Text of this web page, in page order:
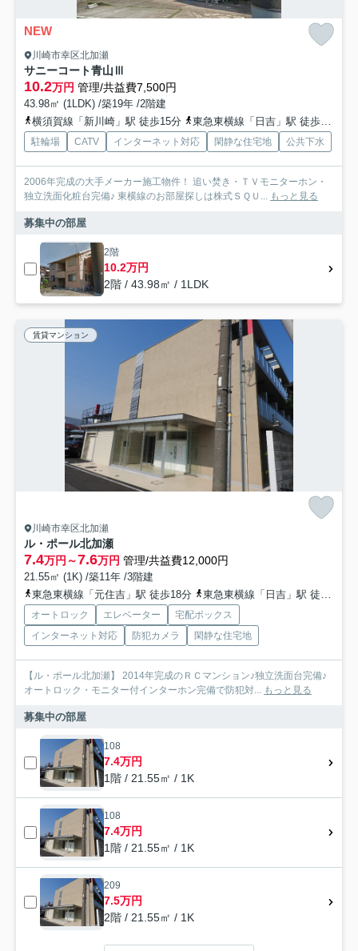
NEW
川崎市幸区北加瀬
サニーコート青山Ⅲ
10.2万円 管理/共益費7,500円
43.98㎡ (1LDK) /築19年 /2階建
横須賀線「新川崎」駅 徒歩15分
東急東横線「日吉」駅 徒歩22分
駐輪場 CATV インターネット対応 閑静な住宅地 公共下水
2006年完成の大手メーカー施工物件！ 追い焚き・ＴＶモニターホン・
独立洗面化粧台完備♪ 東横線のお部屋探しは株式ＳＱＵ... もっと見る
募集中の部屋
2階
10.2万円
2階 / 43.98㎡ / 1LDK
賃貸マンション
川崎市幸区北加瀬
ル・ポール北加瀬
7.4万円～7.6万円 管理/共益費12,000円
21.55㎡ (1K) /築11年 /3階建
東急東横線「元住吉」駅 徒歩18分
東急東横線「日吉」駅 徒歩19分
オートロック エレベーター
宅配ボックス
インターネット対応
防犯カメラ 閑静な住宅地
【ル・ポール北加瀬】 2014年完成のＲＣマンション♪独立洗面台完備♪
オートロック・モニター付インターホン完備で防犯対... もっと見る
募集中の部屋
108
7.4万円
1階 / 21.55㎡ / 1K
108
7.4万円
1階 / 21.55㎡ / 1K
209
7.5万円
2階 / 21.55㎡ / 1K